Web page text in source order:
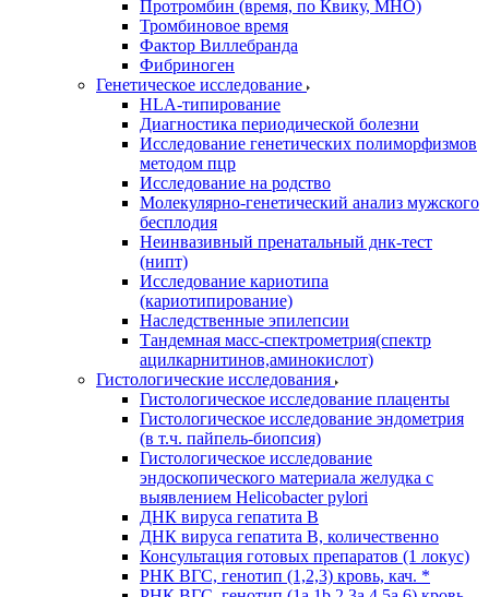
Протромбин (время, по Квику, МНО)
Тромбиновое время
Фактор Виллебранда
Фибриноген
Генетическое исследование
HLA-типирование
Диагностика периодической болезни
Исследование генетических полиморфизмов
методом пцр
Исследование на родство
Молекулярно-генетический анализ мужского
бесплодия
Неинвазивный пренатальный днк-тест
(нипт)
Исследование кариотипа
(кариотипирование)
Наследственные эпилепсии
Тандемная масс-спектрометрия(спектр
ацилкарнитинов,аминокислот)
Гистологические исследования
Гистологическое исследование плаценты
Гистологическое исследование эндометрия
(в т.ч. пайпель-биопсия)
Гистологическое исследование
эндоскопического материала желудка с
выявлением Helicobacter pylori
ДНК вируса гепатита B
ДНК вируса гепатита B, количественно
Консультация готовых препаратов (1 локус)
РНК ВГC, генотип (1,2,3) кровь, кач. *